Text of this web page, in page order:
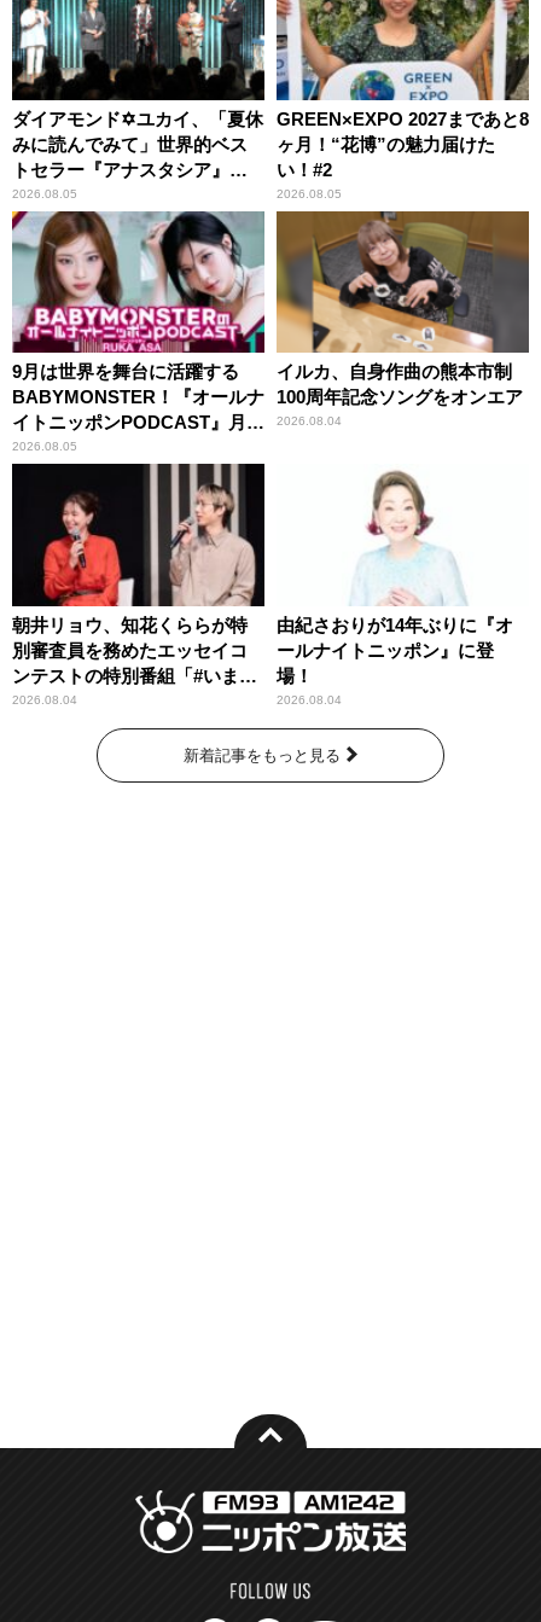
ダイアモンド✡ユカイ、「夏休
みに読んでみて」世界的ベス
トセラー『アナスタシア』を
紹介
2026.08.05
GREEN×EXPO 2027まであと8
ヶ月！“花博”の魅力届けた
い！#2
2026.08.05
9月は世界を舞台に活躍する
BABYMONSTER！『オールナ
イトニッポンPODCAST』月替
わりパーソナリティ
2026.08.05
イルカ、自身作曲の熊本市制
100周年記念ソングをオンエア
2026.08.04
朝井リョウ、知花くららが特
別審査員を務めたエッセイコ
ンテストの特別番組「#いまあ
なたに伝えたいこと」
2026.08.04
由紀さおりが14年ぶりに『オ
ールナイトニッポン』に登
場！
2026.08.04
新着記事をもっと見る